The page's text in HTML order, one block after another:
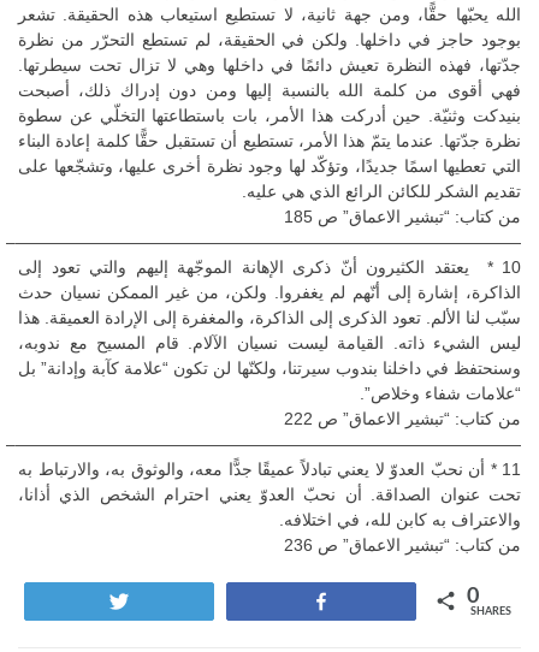
الله يحبّها حقًّا، ومن جهة ثانية، لا تستطيع استيعاب هذه الحقيقة. تشعر
بوجود حاجز في داخلها. ولكن في الحقيقة، لم تستطع التحرّر من نظرة
جدّتها، فهذه النظرة تعيش دائمًا في داخلها وهي لا تزال تحت سيطرتها.
فهي أقوى من كلمة الله بالنسبة إليها ومن دون إدراك ذلك، أصبحت
بنيدكت وثنيّة. حين أدركت هذا الأمر، بات باستطاعتها التخلّي عن سطوة
نظرة جدّتها. عندما يتمّ هذا الأمر، تستطيع أن تستقبل حقًّا كلمة إعادة البناء
التي تعطيها اسمًا جديدًا، وتؤكّد لها وجود نظرة أخرى عليها، وتشجّعها على
تقديم الشكر للكائن الرائع الذي هي عليه.
من كتاب: “تبشير الاعماق” ص 185
——————————————————————————————–
10 * يعتقد الكثيرون أنّ ذكرى الإهانة الموجّهة إليهم والتي تعود إلى
الذاكرة، إشارة إلى أنّهم لم يغفروا. ولكن، من غير الممكن نسيان حدث
سبّب لنا الألم. تعود الذكرى إلى الذاكرة، والمغفرة إلى الإرادة العميقة. هذا
ليس الشيء ذاته. القيامة ليست نسيان الآلام. قام المسيح مع ندوبه،
وسنحتفظ في داخلنا بندوب سيرتنا، ولكنّها لن تكون “علامة كآبة وإدانة” بل
“علامات شفاء وخلاص”.
من كتاب: “تبشير الاعماق” ص 222
——————————————————————————————–
11 * أن نحبّ العدوّ لا يعني تبادلاً عميقًا جدًّا معه، والوثوق به، والارتباط به
تحت عنوان الصداقة. أن نحبّ العدوّ يعني احترام الشخص الذي أذانا،
والاعتراف به كابن لله، في اختلافه.
من كتاب: “تبشير الاعماق” ص 236
0
SHARES